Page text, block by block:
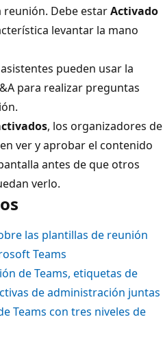
reunión. Debe estarActivado
levantar la mano
pueden usar la
para realizar preguntas
, los organizadores de
ver y aprobar el contenido
antes de que otros
verlo.
las plantillas de reunión
Teams
de Teams, etiquetas de
de administración juntas
Teams con tres niveles de